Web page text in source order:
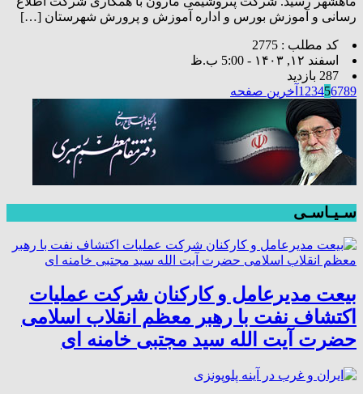
رسانی و آموزش بورس و اداره آموزش و پرورش شهرستان […]
کد مطلب : 2775
اسفند ۱۲, ۱۴۰۳ - 5:00 ب.ظ
287 بازدید
1 23456789 آخرین صفحه
سـیـاسـی
بیعت مدیرعامل و کارکنان شرکت عملیات
اکتشاف نفت با رهبر معظم انقلاب اسلامی
حضرت آیت الله سید مجتبی خامنه ای